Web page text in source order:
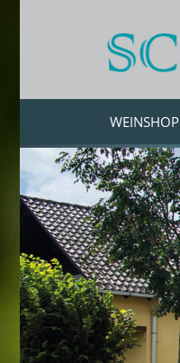
WEINSHOP